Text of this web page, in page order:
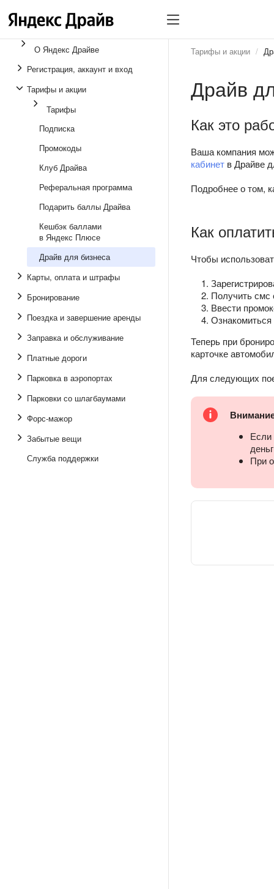
О Яндекс Драйве
Регистрация, аккаунт и вход
Тарифы и акции
Тарифы
Подписка
Промокоды
Клуб Драйва
Реферальная программа
Подарить баллы Драйва
Кешбэк баллами
в Яндекс Плюсе
Драйв для бизнеса
Карты, оплата и штрафы
Бронирование
Поездка и завершение аренды
Заправка и обслуживание
Платные дороги
Парковка в аэропортах
Парковки со шлагбаумами
Форс-мажор
Забытые вещи
Служба поддержки
Тарифы и акции
Драйв
Как это
Ваша компания
кабинет в Драйве
Подробнее о том,
Как
Чтобы
Получить смс
Ввести
Ознакомиться
Теперь при
карточке
Для следующих
Если
При